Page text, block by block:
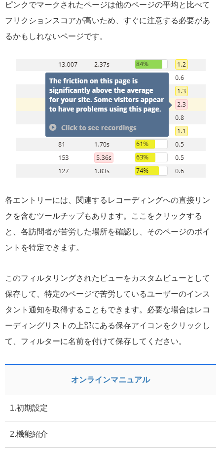
ピンクでマークされたページは他のページの平均と比べて
フリクションスコアが高いため、すぐに注意する必要があ
るかもしれないページです。
各エントリーには、関連するレコーディングへの直接リン
クを含むツールチップもあります。ここをクリックする
と、各訪問者が苦労した場所を確認し、そのページのポイ
ントを特定できます。
このフィルタリングされたビューをカスタムビューとして
保存して、特定のページで苦労しているユーザーのインス
タント通知を取得することもできます。必要な場合はレコ
ーディングリストの上部にある保存アイコンをクリックし
て、フィルターに名前を付けて保存してください。
オンラインマニュアル
1.初期設定
2.機能紹介